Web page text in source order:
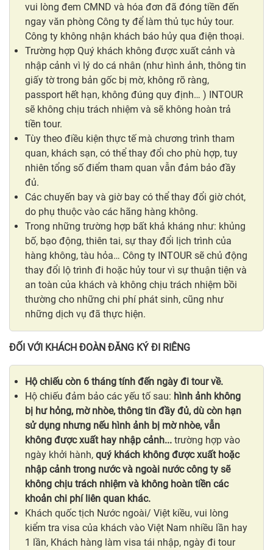
vui lòng đem CMND và hóa đơn đã đóng tiền đến
ngay văn phòng Công ty để làm thủ tục hủy tour.
Công ty không nhận khách báo hủy qua điện thoại.
Trường hợp Quý khách không được xuất cảnh và
nhập cảnh vì lý do cá nhân (như hình ảnh, thông tin
giấy tờ trong bản gốc bị mờ, không rõ ràng,
passport hết hạn, không đúng quy định… ) INTOUR
sẽ không chịu trách nhiệm và sẽ không hoàn trả
tiền tour.
Tùy theo điều kiện thực tế mà chương trình tham
quan, khách sạn, có thể thay đổi cho phù hợp, tuy
nhiên tổng số điểm tham quan vẫn đảm bảo đầy
đủ.
Các chuyến bay và giờ bay có thể thay đổi giờ chót,
do phụ thuộc vào các hãng hàng không.
Trong những trường hợp bất khả kháng như: khủng
bố, bạo động, thiên tai, sự thay đổi lịch trình của
hàng không, tàu hỏa… Công ty INTOUR sẽ chủ động
thay đổi lộ trình đi hoặc hủy tour vì sự thuận tiện và
an toàn của khách và không chịu trách nhiệm bồi
thường cho những chi phí phát sinh, cũng như
những dịch vụ đã thực hiện.
ĐỐI VỚI KHÁCH ĐOÀN ĐĂNG KÝ ĐI RIÊNG
Hộ chiếu còn 6 tháng tính đến ngày đi tour về.
Hộ chiếu đảm bảo các yếu tố sau: hình ảnh không
bị hư hỏng, mờ nhòe, thông tin đầy đủ, dù còn hạn
sử dụng nhưng nếu hình ảnh bị mờ nhòe, vẫn
không được xuất hay nhập cảnh... trường hợp vào
ngày khởi hành, quý khách không được xuất hoặc
nhập cảnh trong nước và ngoài nước công ty sẽ
không chịu trách nhiệm và không hoàn tiền các
khoản chi phí liên quan khác.
Khách quốc tịch Nước ngoài/ Việt kiều, vui lòng
kiểm tra visa của khách vào Việt Nam nhiều lần hay
1 lần, Khách hàng làm visa tái nhập, ngày đi tour